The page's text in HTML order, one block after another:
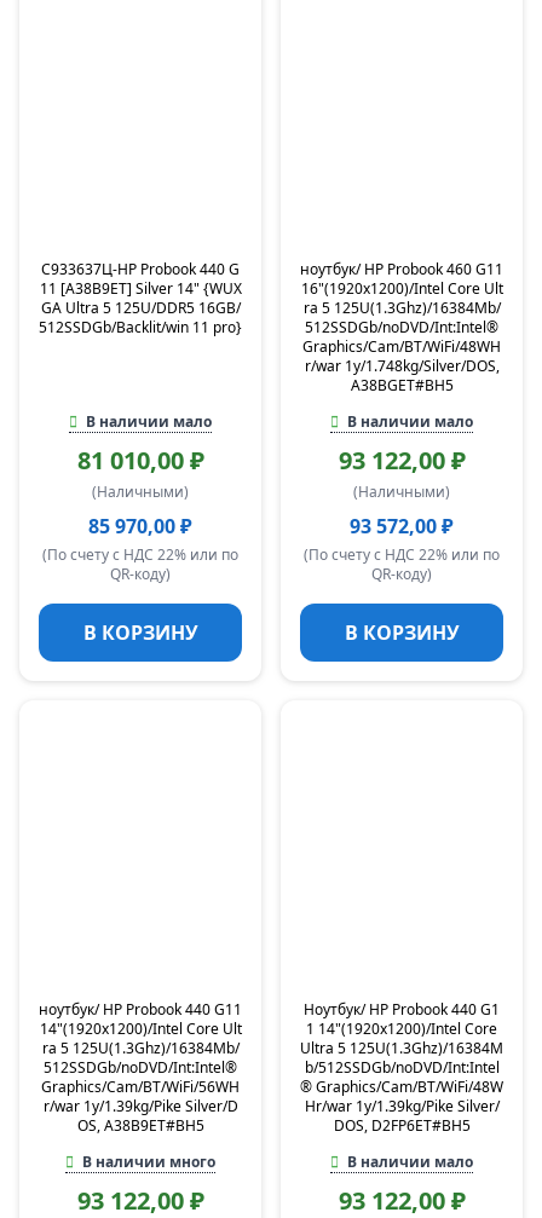
C933637Ц-HP Probook 440 G
11 [A38B9ET] Silver 14" {WUX
GA Ultra 5 125U/DDR5 16GB/
512SSDGb/Backlit/win 11 pro}
В наличии мало
81 010,00 ₽
(Наличными)
85 970,00 ₽
(По счету с НДС 22% или по
QR-коду)
В КОРЗИНУ
ноутбук/ HP Probook 460 G11
16"(1920x1200)/Intel Core Ult
ra 5 125U(1.3Ghz)/16384Mb/
512SSDGb/noDVD/Int:Intel®
Graphics/Cam/BT/WiFi/48WH
r/war 1y/1.748kg/Silver/DOS,
A38BGET#BH5
В наличии мало
93 122,00 ₽
(Наличными)
93 572,00 ₽
(По счету с НДС 22% или по
QR-коду)
В КОРЗИНУ
ноутбук/ HP Probook 440 G11
14"(1920x1200)/Intel Core Ult
ra 5 125U(1.3Ghz)/16384Mb/
512SSDGb/noDVD/Int:Intel®
Graphics/Cam/BT/WiFi/56WH
r/war 1y/1.39kg/Pike Silver/D
OS, A38B9ET#BH5
В наличии много
93 122,00 ₽
Ноутбук/ HP Probook 440 G1
1 14"(1920x1200)/Intel Core
Ultra 5 125U(1.3Ghz)/16384M
b/512SSDGb/noDVD/Int:Intel
® Graphics/Cam/BT/WiFi/48W
Hr/war 1y/1.39kg/Pike Silver/
DOS, D2FP6ET#BH5
В наличии мало
93 122,00 ₽